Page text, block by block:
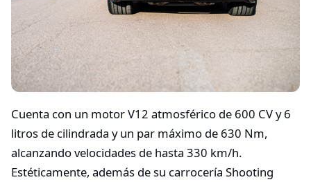
Cuenta con un motor V12 atmosférico de 600 CV y 6
litros de cilindrada y un par máximo de 630 Nm,
alcanzando velocidades de hasta 330 km/h.
Estéticamente, además de su carrocería Shooting